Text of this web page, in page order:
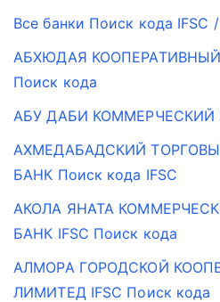
Все банки Поиск кода IFSC
АБХЮДАЯ
Поиск кода
АБУ ДАБИ КОММЕРЧЕСКИЙ
АХМЕДАБАДСКИЙ
БАНК Поиск кода IFSC
АКОЛА ЯНАТА
БАНК IFSC Поиск кода
АЛМОРА ГОРОДСКОЙ
ЛИМИТЕД IFSC Поиск кода